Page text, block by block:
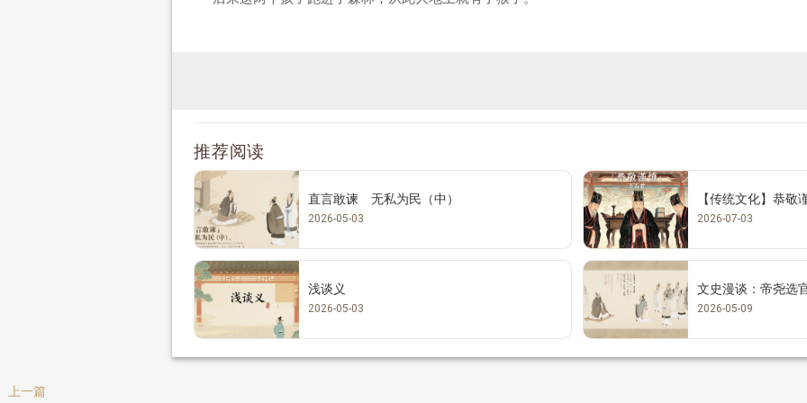
推荐阅读
直言敢谏 无私为民（中）
2026-05-03
【传统文化】恭敬
2026-07-03
浅谈义
2026-05-03
文史漫谈：帝尧选
2026-05-09
一篇